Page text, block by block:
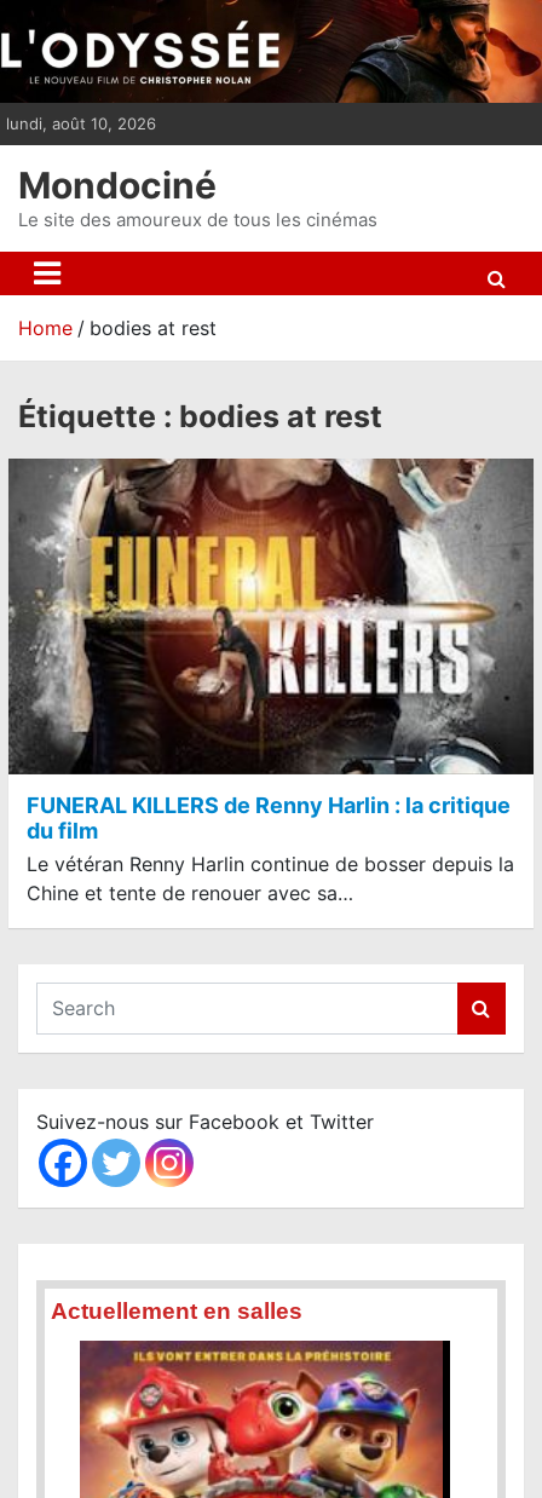
i
p
n
t
lundi, août 10, 2026
Mondociné
Le site des amoureux de tous les cinémas
Home bodies at rest
Étiquette : bodies at rest
FUNERAL KILLERS de Renny Harlin : la critique
du film
Le vétéran Renny Harlin continue de bosser depuis la
Chine et tente de renouer avec sa…
a
c
h
Suivez-nous sur Facebook et Twitter
Actuellement en salles